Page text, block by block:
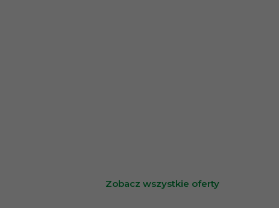
Zobacz wszystkie oferty